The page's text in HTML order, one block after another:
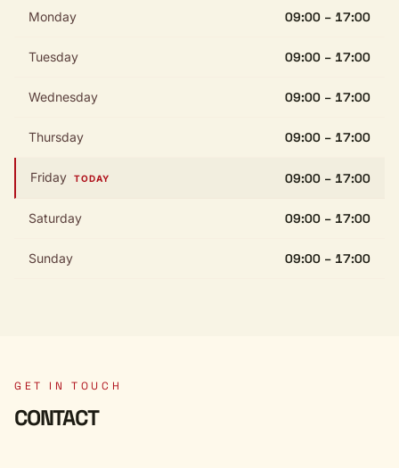
Monday 09:00 – 17:00
Tuesday 09:00 – 17:00
Wednesday 09:00 – 17:00
Thursday 09:00 – 17:00
Friday TODAY 09:00 – 17:00
Saturday 09:00 – 17:00
Sunday 09:00 – 17:00
GET IN TOUCH
CONTACT